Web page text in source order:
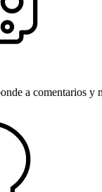
a comentarios